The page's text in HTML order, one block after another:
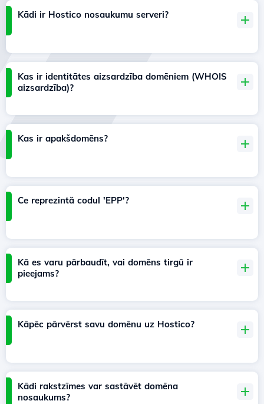
Kādi ir Hostico nosaukumu serveri?
Kas ir identitātes aizsardzība domēniem (WHOIS
aizsardzība)?
Kas ir apakšdomēns?
Ce reprezintă codul 'EPP'?
Kā es varu pārbaudīt, vai domēns tirgū ir
pieejams?
Kāpēc pārvērst savu domēnu uz Hostico?
Kādi rakstzīmes var sastāvēt domēna
nosaukums?